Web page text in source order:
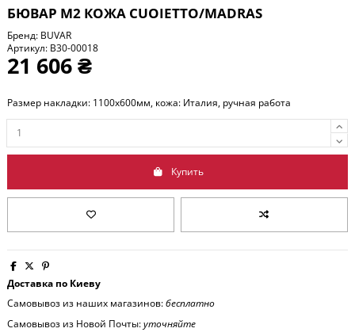
БЮВАР М2 КОЖА CUOIETTO/MADRAS
Бренд: BUVAR
Артикул: B30-00018
21 606 ₴
Размер накладки: 1100x600мм, кожа: Италия, ручная работа
Купить
Доставка по Киеву
Самовывоз из наших магазинов:бесплатно
Самовывоз из Новой Почты:уточняйте